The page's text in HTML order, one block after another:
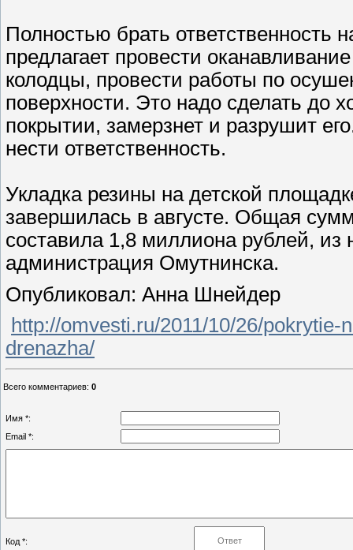
Полностью брать
предлагает провести
колодцы, провести работы по
поверхности. Это надо сделать до
покрытии, замерзнет и разрушит
нести ответственность.
Укладка резины на детской
завершилась в августе. Общая
составила 1,8 миллиона рублей,
администрация Омутнинска.
Опубликовал: Анна Шнейдер
http://omvesti.ru/2011/10/26/
drenazha/
Всего комментариев: 0
Имя *:
Email *:
Код *: